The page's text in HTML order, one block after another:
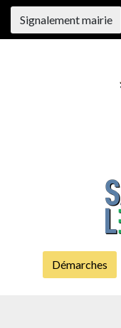
Signalement mairie
Démarches